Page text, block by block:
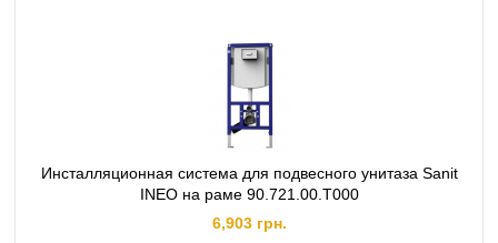
Инсталляционная система для подвесного унитаза Sanit
INEO на раме 90.721.00.T000
6,903 грн.